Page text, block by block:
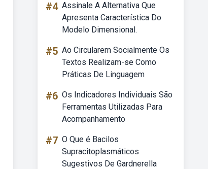
#4 Assinale A Alternativa Que
Apresenta Característica Do
Modelo Dimensional.
#5 Ao Circularem Socialmente Os
Textos Realizam-se Como
Práticas De Linguagem
#6 Os Indicadores Individuais São
Ferramentas Utilizadas Para
Acompanhamento
#7 O Que é Bacilos
Supracitoplasmáticos
Sugestivos De Gardnerella